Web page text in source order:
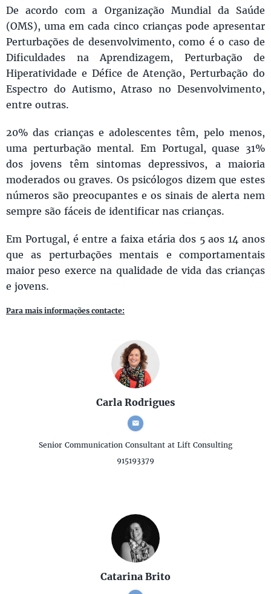
De acordo com a Organização Mundial da Saúde
(OMS), uma em cada cinco crianças pode apresentar
Perturbações de desenvolvimento, como é o caso de
Dificuldades na Aprendizagem, Perturbação de
Hiperatividade e Défice de Atenção, Perturbação do
Espectro do Autismo, Atraso no Desenvolvimento,
entre outras.
20% das crianças e adolescentes têm, pelo menos,
uma perturbação mental. Em Portugal, quase 31%
dos jovens têm sintomas depressivos, a maioria
moderados ou graves. Os psicólogos dizem que estes
números são preocupantes e os sinais de alerta nem
sempre são fáceis de identificar nas crianças.
Em Portugal, é entre a faixa etária dos 5 aos 14 anos
que as perturbações mentais e comportamentais
maior peso exerce na qualidade de vida das crianças
e jovens.
Para mais informações contacte:
Carla Rodrigues
Senior Communication Consultant at Lift Consulting
915193379
Catarina Brito